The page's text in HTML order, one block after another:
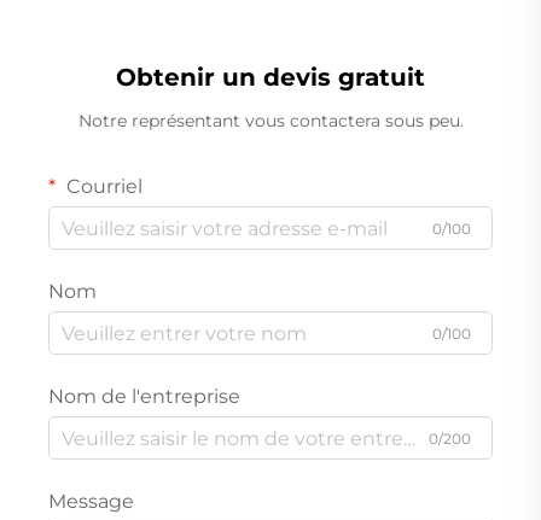
Obtenir un devis gratuit
Notre représentant vous contactera sous peu.
Courriel
0/100
Nom
0/100
Nom de l'entreprise
0/200
Message